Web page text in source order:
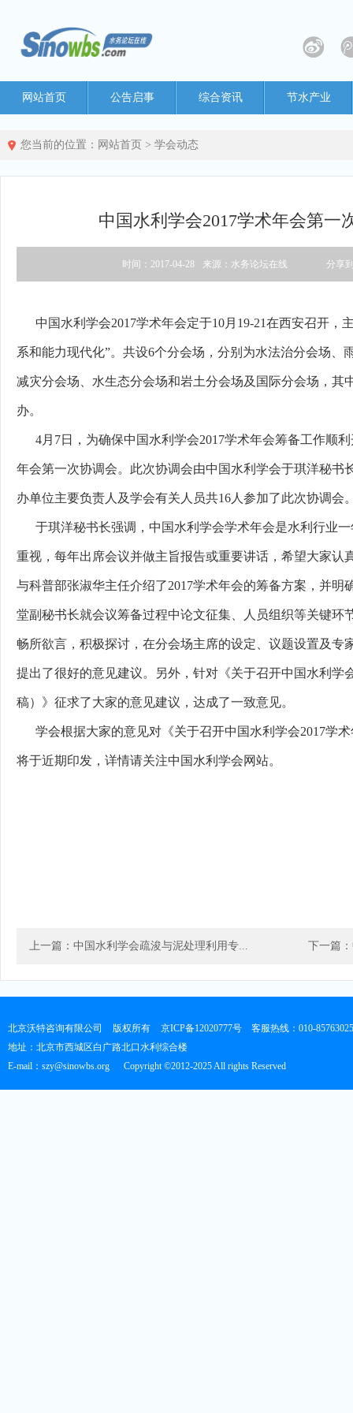
网站首页 公告启事 综合资讯 节水产业
您当前的位置： 网站首页 > 学会动态
中国水利学会2017学术年会第一
时间：2017-04-28 来源：水务论坛在线 分享
中国水利学会2017学术年会定于10月19-21在西安召开，
系和能力现代化”。共设6个分会场，分别为水法治分会场、
减灾分会场、水生态分会场和岩土分会场及国际分会场，其
办。
4月7日，为确保中国水利学会2017学术年会筹备工作顺
年会第一次协调会。此次协调会由中国水利学会于琪洋秘书
办单位主要负责人及学会有关人员共16人参加了此次协调会
于琪洋秘书长强调，中国水利学会学术年会是水利行业
重视，每年出席会议并做主旨报告或重要讲话，希望大家认
与科普部张淑华主任介绍了2017学术年会的筹备方案，并明
堂副秘书长就会议筹备过程中论文征集、人员组织等关键环
畅所欲言，积极探讨，在分会场主席的设定、议题设置及专
提出了很好的意见建议。另外，针对《关于召开中国水利学
稿）》征求了大家的意见建议，达成了一致意见。
学会根据大家的意见对《关于召开中国水利学会2017学
将于近期印发，详情请关注中国水利学会网站。
上一篇：中国水利学会疏浚与泥处理利用专... 下一篇
北京沃特咨询有限公司 版权所有 京ICP备12020777号 客服热线：010-85763025
地址：北京市西城区白广路北口水利综合楼
E-mail：szy@sinowbs.org
Copyright ©2012-2025 All rights Reserved